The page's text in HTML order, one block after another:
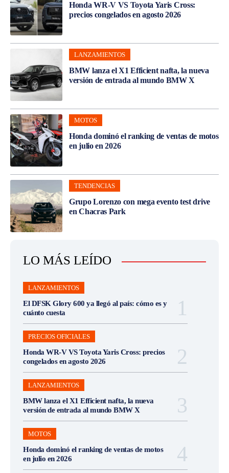
Honda WR-V VS Toyota Yaris Cross:
precios congelados en agosto 2026
LANZAMIENTOS
BMW lanza el X1 Efficient nafta, la nueva
versión de entrada al mundo BMW X
MOTOS
Honda dominó el ranking de ventas de motos
en julio en 2026
TENDENCIAS
Grupo Lorenzo con mega evento test drive
en Chacras Park
LO MÁS LEÍDO
LANZAMIENTOS
El DFSK Glory 600 ya llegó al país: cómo es y
cuánto cuesta
PRECIOS OFICIALES
Honda WR-V VS Toyota Yaris Cross: precios
congelados en agosto 2026
LANZAMIENTOS
BMW lanza el X1 Efficient nafta, la nueva
versión de entrada al mundo BMW X
MOTOS
Honda dominó el ranking de ventas de motos
en julio en 2026